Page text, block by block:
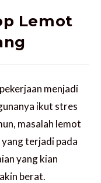
Lemot
menjadi
ikut stres
masalah lemot
yang terjadi pada
yang kian
berat.